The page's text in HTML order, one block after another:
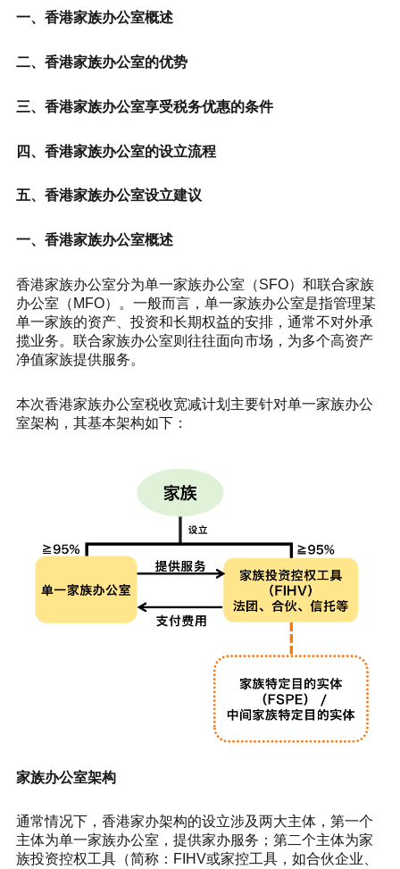
一、香港家族办公室概述
二、香港家族办公室的优势
三、香港家族办公室享受税务优惠的条件
四、香港家族办公室的设立流程
五、香港家族办公室设立建议
一、香港家族办公室概述
香港家族办公室分为单一家族办公室（SFO）和联合家族
办公室（MFO）。一般而言，单一家族办公室是指管理某
单一家族的资产、投资和长期权益的安排，通常不对外承
揽业务。联合家族办公室则往往面向市场，为多个高资产
净值家族提供服务。
本次香港家族办公室税收宽减计划主要针对单一家族办公
室架构，其基本架构如下：
家族办公室架构
通常情况下，香港家办架构的设立涉及两大主体，第一个
主体为单一家族办公室，提供家办服务；第二个主体为家
族投资控权工具（简称：FIHV或家控工具，如合伙企业、